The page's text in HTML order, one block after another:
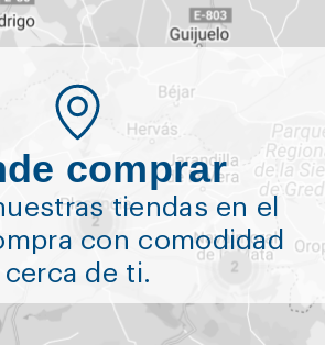
comprar
tiendas en el
con comodidad
cerca de ti.